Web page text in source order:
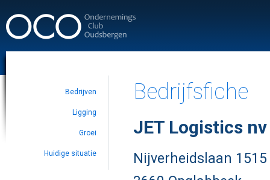
Bedrijven
Ligging
Groei
Huidige situatie
Bedrijfsfiche
JET Logistics nv
Nijverheidslaan